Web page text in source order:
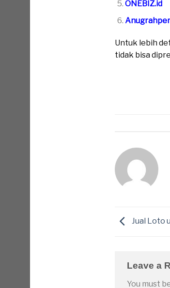
ONEBIZ.id
Untuk lebih
tidak bisa
Jual Loto
Leave a
You must